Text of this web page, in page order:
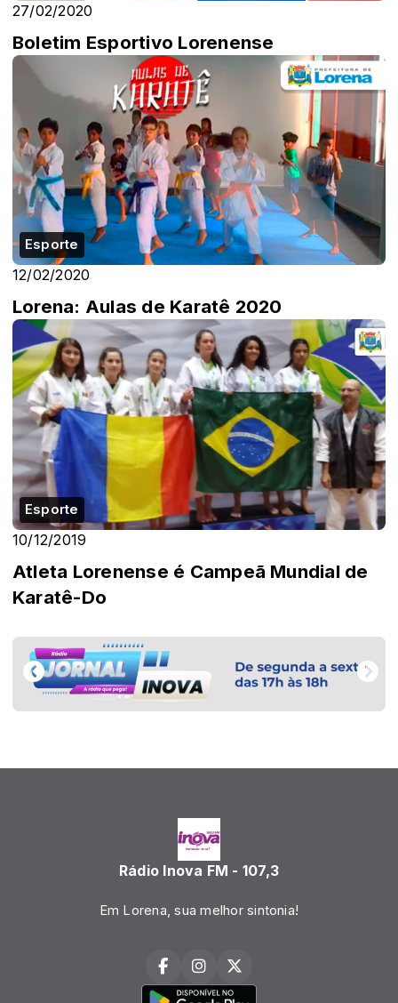
27/02/2020
Boletim Esportivo Lorenense
Esporte
12/02/2020
Lorena: Aulas de Karatê 2020
Esporte
10/12/2019
Atleta Lorenense é Campeã Mundial de
Karatê-Do
Rádio Inova FM - 107,3
Em Lorena, sua melhor sintonia!